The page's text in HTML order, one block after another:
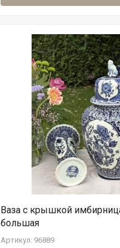
Ваза с крышкой
большая
Артикул: 96889